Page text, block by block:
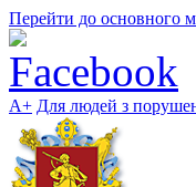
Перейти до основного
А+ Для людей з